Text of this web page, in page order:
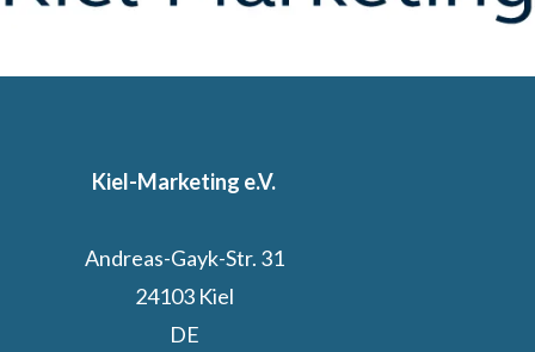
Kiel-Marketing e.V.
Andreas-Gayk-Str. 31
24103 Kiel
DE